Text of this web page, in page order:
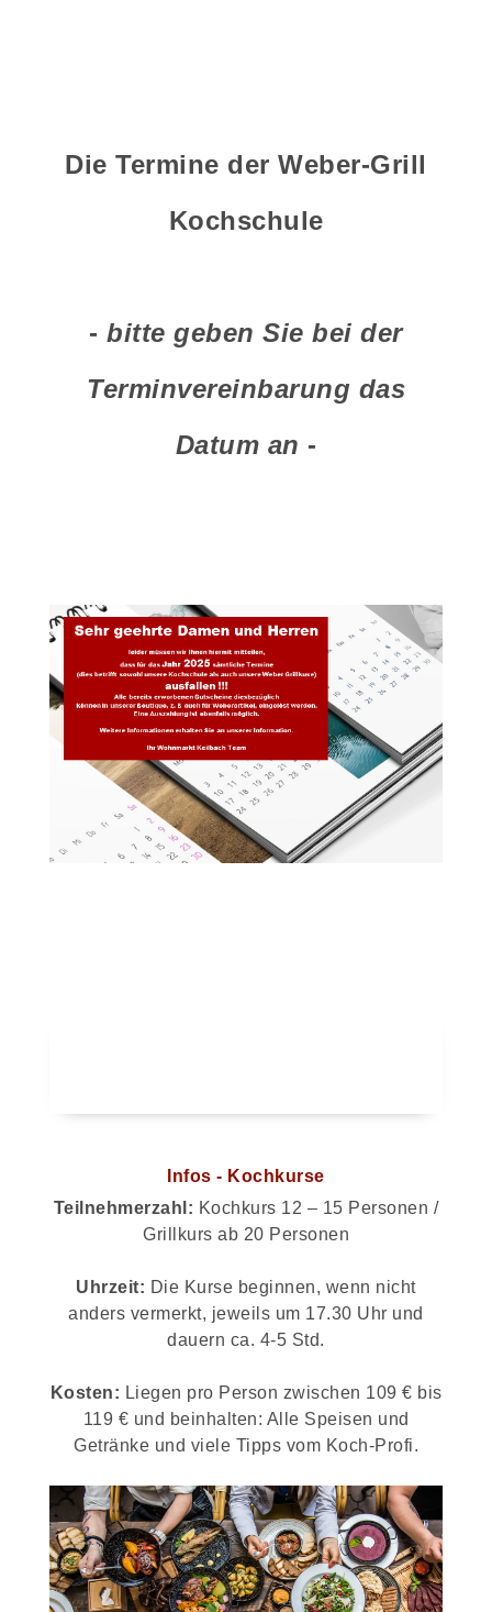
Die Termine der Weber-Grill
Kochschule
-bitte geben Sie bei der
Terminvereinbarung das
Datum an -
Infos - Kochkurse
Teilnehmerzahl: Kochkurs 12 – 15 Personen /
Grillkurs ab 20 Personen
Uhrzeit: Die Kurse beginnen, wenn nicht
anders vermerkt, jeweils um 17.30 Uhr und
dauern ca. 4-5 Std.
Kosten: Liegen pro Person zwischen 109 € bis
119 € und beinhalten: Alle Speisen und
Getränke und viele Tipps vom Koch-Profi.